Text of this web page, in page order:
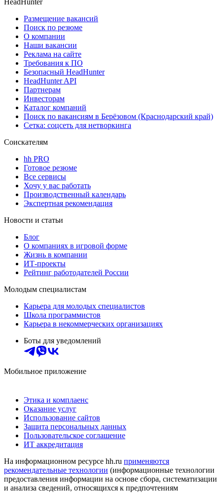
Размещение вакансий
Поиск по резюме
О компании
Наши вакансии
Реклама на сайте
Требования к ПО
Безопасный HeadHunter
HeadHunter API
Партнерам
Инвесторам
Каталог компаний
Поиск по вакансиям в Берёзовом (Краснодарский край)
Сетка: соцсеть для нетворкинга
Соискателям
hh PRO
Готовое резюме
Все сервисы
Хочу у вас работать
Производственный календарь
Экспертная рекомендация
Новости и статьи
Блог
О компаниях в игровой форме
Жизнь в компании
ИТ-проекты
Рейтинг работодателей России
Молодым специалистам
Карьера для молодых специалистов
Школа программистов
Карьера в некоммерческих организациях
Боты для уведомлений
Мобильное приложение
Этика и комплаенс
Оказание услуг
Использование сайтов
Защита персональных данных
Пользовательское соглашение
ИТ аккредитация
На информационном ресурсе hh.ru применяются
рекомендательные технологии (информационные технологии
предоставления информации на основе сбора, систематизации
и анализа сведений, относящихся к предпочтениям